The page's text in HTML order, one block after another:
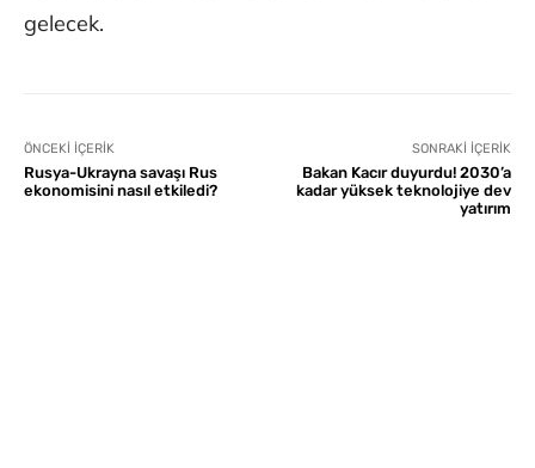
gelecek.
ÖNCEKI İÇERIK
Rusya-Ukrayna savaşı Rus
ekonomisini nasıl etkiledi?
SONRAKI İÇERIK
Bakan Kacır duyurdu! 2030’a
kadar yüksek teknolojiye dev
yatırım